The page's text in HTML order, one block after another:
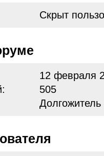
Скрыт
12 февраля
505